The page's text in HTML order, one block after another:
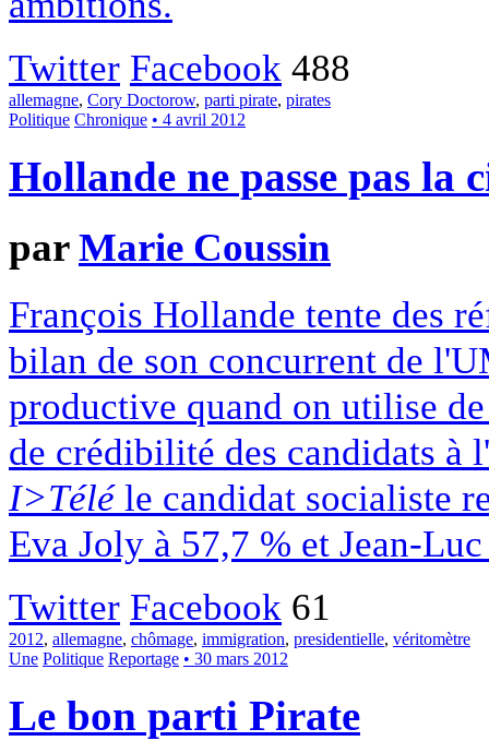
Twitter Facebook 488
allemagne, Cory Doctorow, parti pirate, pirates
Politique Chronique • 4 avril 2012
Hollande ne passe pas la
parMarie Coussin
François Hollande tente des
bilan de son concurrent de
productive quand on utilise
de crédibilité des candidats à
I>Téléle candidat socialiste
Eva Joly à 57,7 % et Jean-
Twitter Facebook 61
2012, allemagne, chômage, immigration, presidentielle, véritomètre
Une Politique Reportage • 30 mars 2012
Le bon parti Pirate